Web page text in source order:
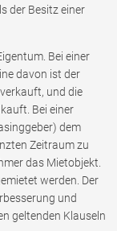
der Besitz einer
Bei einer
davon ist der
und die
Bei einer
dem
Zeitraum zu
das Mietobjekt.
werden. Der
und
geltenden Klauseln